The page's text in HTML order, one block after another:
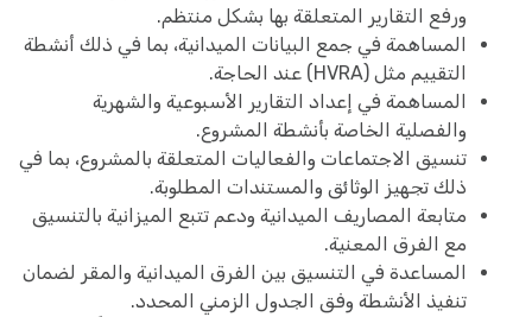
ورفع التقارير المتعلقة بها بشكل منتظم.
المساهمة في جمع البيانات الميدانية، بما في ذلك أنشطة
التقييم مثل (HVRA) عند الحاجة.
المساهمة في إعداد التقارير الأسبوعية والشهرية
والفصلية الخاصة بأنشطة المشروع.
تنسيق الاجتماعات والفعاليات المتعلقة بالمشروع، بما في
ذلك تجهيز الوثائق والمستندات المطلوبة.
متابعة المصاريف الميدانية ودعم تتبع الميزانية بالتنسيق
مع الفرق المعنية.
المساعدة في التنسيق بين الفرق الميدانية والمقر لضمان
تنفيذ الأنشطة وفق الجدول الزمني المحدد.